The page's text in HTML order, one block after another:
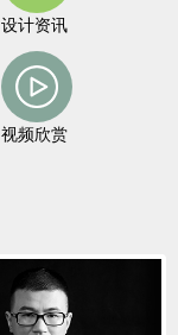
设计资讯
视频欣赏